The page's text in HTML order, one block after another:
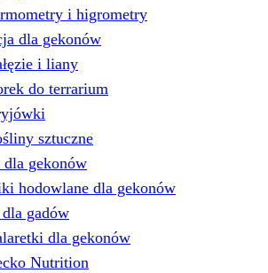
i higrometry
dla gekonów
i liany
do terrarium
sztuczne
dla gekonów
hodowlane dla gekonów
gadów
dla gekonów
Nutrition